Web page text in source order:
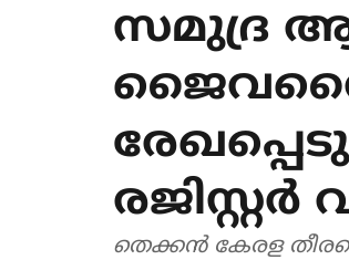
സമുദ്ര
തെക്കൻ കേരള